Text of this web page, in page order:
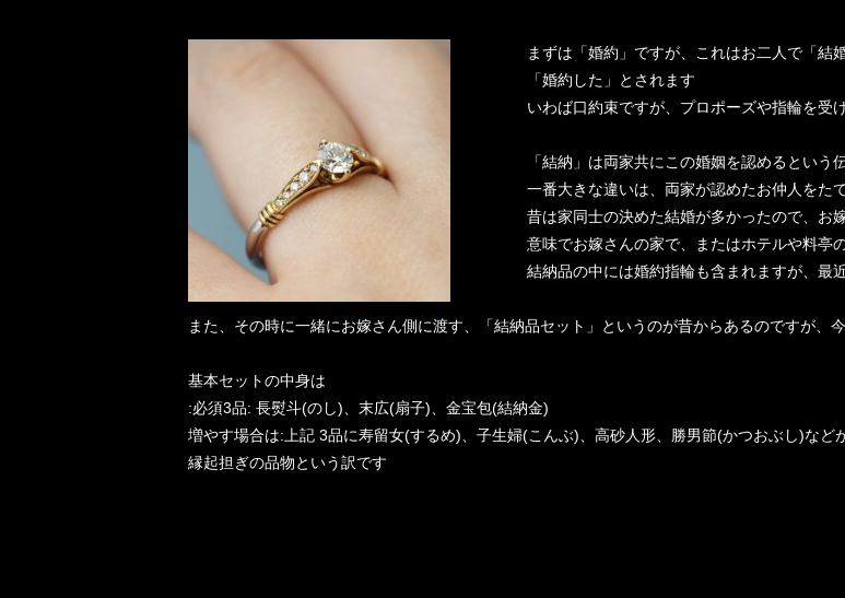
まずは「婚約」ですが、これはお二人で「結
「婚約した」とされます
いわば口約束ですが、プロポーズや指輪を受
「結納」は両家共にこの婚姻を認めるという
一番大きな違いは、両家が認めたお仲人をた
昔は家同士の決めた結婚が多かったので、お
意味でお嫁さんの家で、またはホテルや料亭
結納品の中には婚約指輪も含まれますが、最
また、その時に一緒にお嫁さん側に渡す、「結納品セット」というのが昔からあるのですが、
基本セットの中身は
:必須3品: 長熨斗(のし)、末広(扇子)、金宝包(結納金)
増やす場合は:上記 3品に寿留女(するめ)、子生婦(こんぶ)、高砂人形、勝男節(かつおぶし)など
縁起担ぎの品物という訳です